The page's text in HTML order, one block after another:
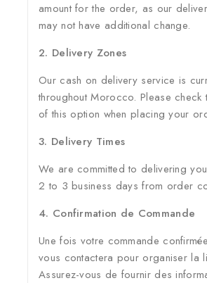
amount for the order, as our
may not have additional change.
2. Delivery Zones
Our cash on delivery service is
throughout Morocco. Please check
of this option when placing your
3. Delivery Times
We are committed to delivering
2 to 3 business days from order
4. Confirmation de Commande
Une fois votre commande
vous contactera pour organiser la
Assurez-vous de fournir des